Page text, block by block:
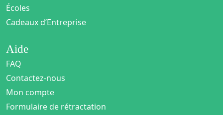
Écoles
Cadeaux d’Entreprise
Aide
FAQ
Contactez-nous
Mon compte
Formulaire de rétractation